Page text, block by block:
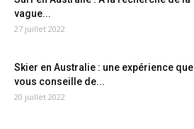
vague...
27 juillet 2022
Skier en Australie : une expérience que
vous conseille de...
20 juillet 2022